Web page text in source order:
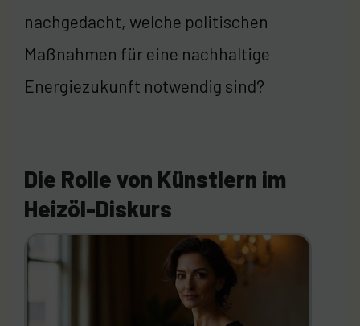
nachgedacht, welche politischen
Maßnahmen für eine nachhaltige
Energiezukunft notwendig sind?
Die Rolle von Künstlern im
Heizöl-Diskurs